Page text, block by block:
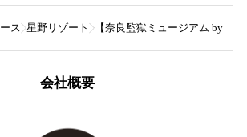
ス 星野リゾート 【奈良監獄ミュージアム by 星
会社概要